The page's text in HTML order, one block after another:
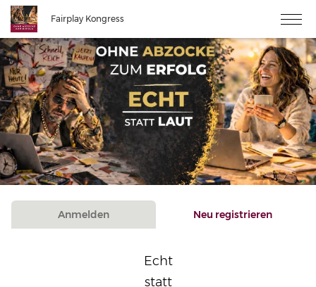
Fairplay Kongress
Anmelden Neu registrieren
Echt
statt